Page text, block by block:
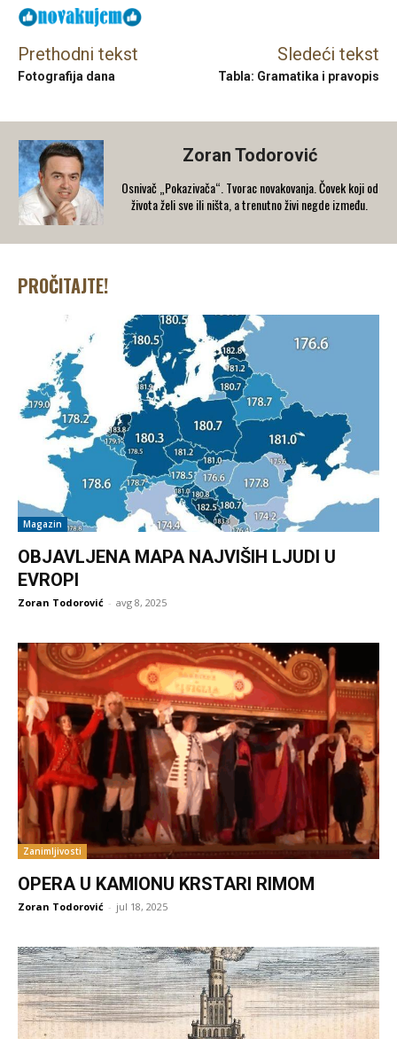
Prethodni tekst
Fotografija dana
Sledeći tekst
Tabla: Gramatika i pravopis
Zoran Todorović
Osnivač „Pokazivača“. Tvorac novakovanja. Čovek koji od
života želi sve ili ništa, a trenutno živi negde između.
PROČITAJTE!
Magazin
OBJAVLJENA MAPA NAJVIŠIH LJUDI U
EVROPI
Zoran Todorović - avg 8, 2025
Zanimljivosti
OPERA U KAMIONU KRSTARI RIMOM
Zoran Todorović - jul 18, 2025